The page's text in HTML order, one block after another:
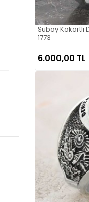
Subay Kokartlı
1773
6.000,00 TL